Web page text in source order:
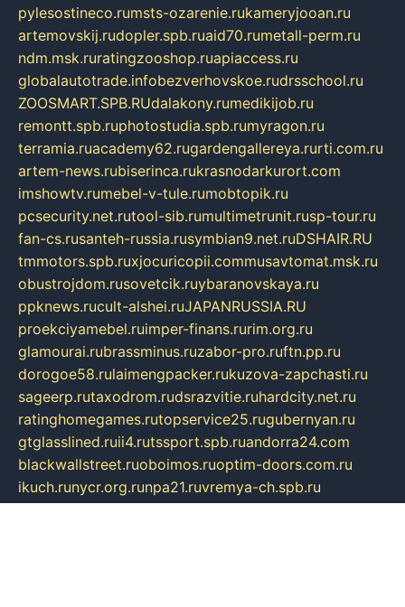
pylesostineco.rumsts-ozarenie.rukameryjooan.ru
artemovskij.rudopler.spb.ruaid70.rumetall-perm.ru
ndm.msk.ruratingzooshop.ruapiaccess.ru
globalautotrade.infobezverhovskoe.rudrsschool.ru
ZOOSMART.SPB.RUdalakony.rumedikijob.ru
remontt.spb.ruphotostudia.spb.rumyragon.ru
terramia.ruacademy62.rugardengallereya.rurti.com.ru
artem-news.rubiserinca.rukrasnodarkurort.com
imshowtv.rumebel-v-tule.rumobtopik.ru
pcsecurity.net.rutool-sib.rumultimetrunit.rusp-tour.ru
fan-cs.rusanteh-russia.rusymbian9.net.ruDSHAIR.RU
tmmotors.spb.ruxjocuricopii.commusavtomat.msk.ru
obustrojdom.rusovetcik.ruybaranovskaya.ru
ppknews.rucult-alshei.ruJAPANRUSSIA.RU
proekciyamebel.ruimper-finans.rurim.org.ru
glamourai.rubrassminus.ruzabor-pro.ruftn.pp.ru
dorogoe58.rulaimengpacker.rukuzova-zapchasti.ru
sageerp.rutaxodrom.rudsrazvitie.ruhardcity.net.ru
ratinghomegames.rutopservice25.rugubernyan.ru
gtglasslined.ruii4.rutssport.spb.ruandorra24.com
blackwallstreet.ruoboimos.ruoptim-doors.com.ru
ikuch.runycr.org.runpa21.ruvremya-ch.spb.ru
desert000.ruivtorgi.ruifiori.rucatalog-statei.ru